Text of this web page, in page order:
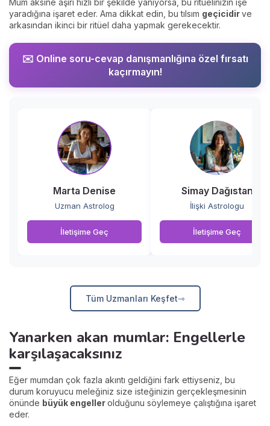
Mum aksine aşırı hızlı bir şekilde yanıyorsa, bu ritüelinizin işe
yaradığına işaret eder. Ama dikkat edin, bu tılsım geçicidirve
arkasından ikinci bir ritüel daha yapmak gerekecektir.
✉️ Online soru-cevap danışmanlığına özel fırsatı
kaçırmayın!
Marta Denise
Uzman Astrolog
İletişime Geç
Simay Dağıstan
İlişki Astrologu
İletişime Geç
Tüm Uzmanları Keşfet
Yanarken akan mumlar: Engellerle
karşılaşacaksınız
Eğer mumdan çok fazla akıntı geldiğini fark ettiyseniz, bu
durum koruyucu meleğiniz size isteğinizin gerçekleşmesinin
önünde büyük engellerolduğunu söylemeye çalıştığına işaret
eder.